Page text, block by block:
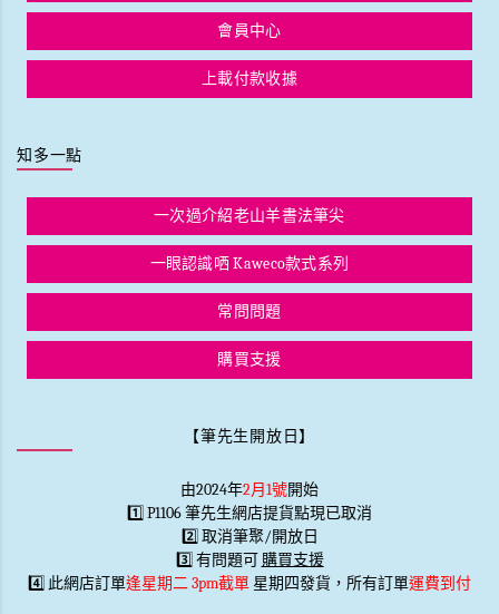
會員中心
上載付款收據
知多一點
一次過介紹老山羊書法筆尖
一眼認識哂 Kaweco款式系列
常問問題
購買支援
【筆先生開放日】
由2024年2月1號開始
1️⃣ P1106 筆先生網店提貨點現已取消
2️⃣ 取消筆聚/開放日
3️⃣ 有問題可 購買支援
4️⃣ 此網店訂單逢星期二 3pm截單 星期四發貨，所有訂單運費到付